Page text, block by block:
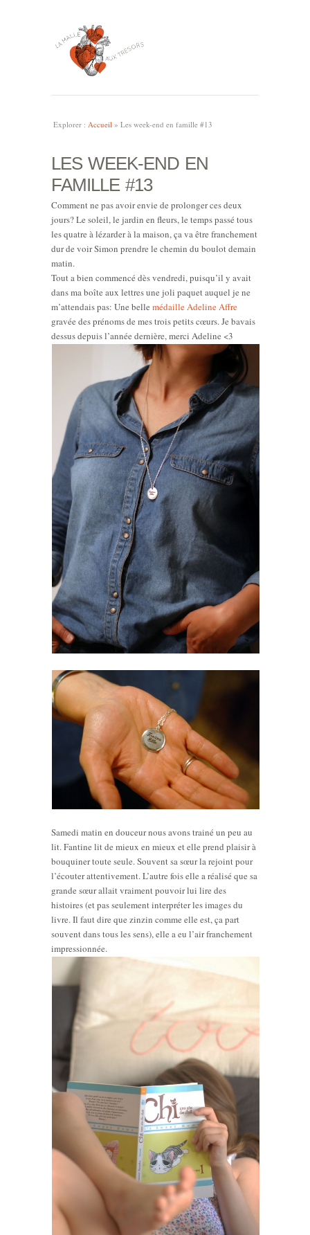
Explorer : Accueil » Les week-end en famille #13
LES WEEK-END EN
FAMILLE #13
Comment ne pas avoir envie de prolonger ces deux
jours? Le soleil, le jardin en fleurs, le temps passé tous
les quatre à lézarder à la maison, ça va être franchement
dur de voir Simon prendre le chemin du boulot demain
matin.
Tout a bien commencé dès vendredi, puisqu’il y avait
dans ma boîte aux lettres une joli paquet auquel je ne
m’attendais pas: Une belle médaille Adeline Affre
gravée des prénoms de mes trois petits cœurs. Je bavais
dessus depuis l’année dernière, merci Adeline <3
Samedi matin en douceur nous avons trainé un peu au
lit. Fantine lit de mieux en mieux et elle prend plaisir à
bouquiner toute seule. Souvent sa sœur la rejoint pour
l’écouter attentivement. L’autre fois elle a réalisé que sa
grande sœur allait vraiment pouvoir lui lire des
histoires (et pas seulement interpréter les images du
livre. Il faut dire que zinzin comme elle est, ça part
souvent dans tous les sens), elle a eu l’air franchement
impressionnée.